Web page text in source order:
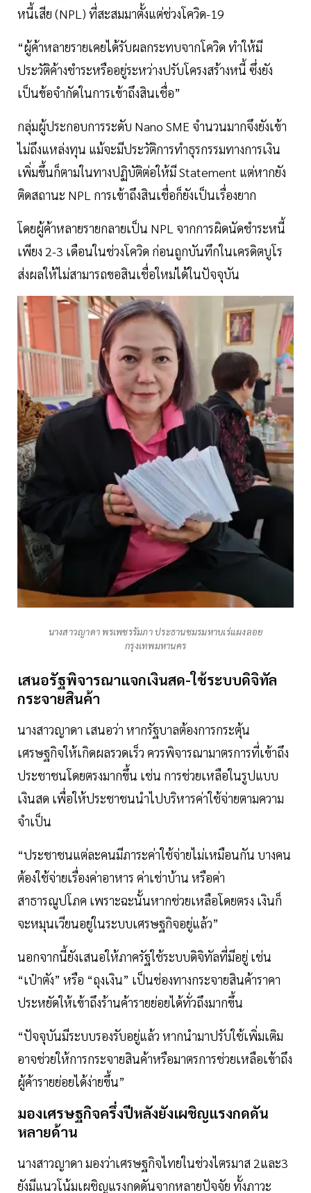
หนี้เสีย (NPL) ที่สะสมมาตั้งแต่ช่วงโควิด-19
“ผู้ค้าหลายรายเคยได้รับผลกระทบจากโควิด ทำให้มี
ประวัติค้างชำระหรืออยู่ระหว่างปรับโครงสร้างหนี้ ซึ่งยัง
เป็นข้อจำกัดในการเข้าถึงสินเชื่อ”
กลุ่มผู้ประกอบการระดับ Nano SME จำนวนมากจึงยังเข้า
ไม่ถึงแหล่งทุน แม้จะมีประวัติการทำธุรกรรมทางการเงิน
เพิ่มขึ้นก็ตามในทางปฏิบัติต่อให้มี Statement แต่หากยัง
ติดสถานะ NPL การเข้าถึงสินเชื่อก็ยังเป็นเรื่องยาก
โดยผู้ค้าหลายรายกลายเป็น NPL จากการผิดนัดชำระหนี้
เพียง 2-3 เดือนในช่วงโควิด ก่อนถูกบันทึกในเครดิตบูโร
ส่งผลให้ไม่สามารถขอสินเชื่อใหม่ได้ในปัจจุบัน
นางสาวญาดา พรเพชรรัมภา ประธานชมรมหาบเร่แผงลอย
กรุงเทพมหานคร
เสนอรัฐพิจารณาแจกเงินสด-ใช้ระบบดิจิทัล
กระจายสินค้า
นางสาวญาดา เสนอว่า หากรัฐบาลต้องการกระตุ้น
เศรษฐกิจให้เกิดผลรวดเร็ว ควรพิจารณามาตรการที่เข้าถึง
ประชาชนโดยตรงมากขึ้น เช่น การช่วยเหลือในรูปแบบ
เงินสด เพื่อให้ประชาชนนำไปบริหารค่าใช้จ่ายตามความ
จำเป็น
“ประชาชนแต่ละคนมีภาระค่าใช้จ่ายไม่เหมือนกัน บางคน
ต้องใช้จ่ายเรื่องค่าอาหาร ค่าเช่าบ้าน หรือค่า
สาธารณูปโภค เพราะฉะนั้นหากช่วยเหลือโดยตรง เงินก็
จะหมุนเวียนอยู่ในระบบเศรษฐกิจอยู่แล้ว”
นอกจากนี้ยังเสนอให้ภาครัฐใช้ระบบดิจิทัลที่มีอยู่ เช่น
“เป๋าตัง” หรือ “ถุงเงิน” เป็นช่องทางกระจายสินค้าราคา
ประหยัดให้เข้าถึงร้านค้ารายย่อยได้ทั่วถึงมากขึ้น
“ปัจจุบันมีระบบรองรับอยู่แล้ว หากนำมาปรับใช้เพิ่มเติม
อาจช่วยให้การกระจายสินค้าหรือมาตรการช่วยเหลือเข้าถึง
ผู้ค้ารายย่อยได้ง่ายขึ้น”
มองเศรษฐกิจครึ่งปีหลังยังเผชิญแรงกดดัน
หลายด้าน
นางสาวญาดา มองว่าเศรษฐกิจไทยในช่วงไตรมาส 2และ3
ยังมีแนวโน้มเผชิญแรงกดดันจากหลายปัจจัย ทั้งภาวะ